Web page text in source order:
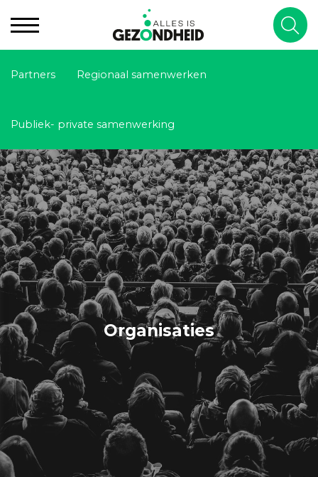
Partners Regionaal samenwerken
Publiek- private samenwerking
Organisaties